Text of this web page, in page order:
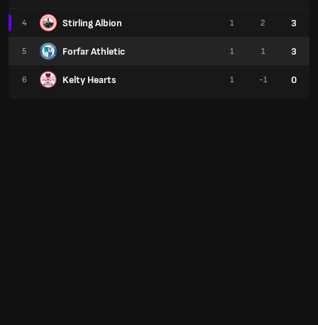
4 Stirling Albion
5 Forfar Athletic
6 Kelty Hearts
1 2 3
1 1 3
1 -1 0